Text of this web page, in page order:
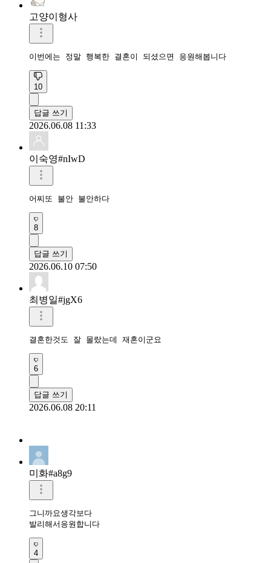
고양이형사
이번에는 정말 행복한 결혼이 되셨으면 응원해봅니다
10
답글 쓰기
2026.06.08 11:33
이숙영#nIwD
어찌또 불안 불안하다
8
답글 쓰기
2026.06.10 07:50
최병일#jgX6
결혼한것도 잘 몰랐는데 재혼이군요
6
답글 쓰기
2026.06.08 20:11
미화#a8g9
그니까요생각보다
발리해서응원합니다
4